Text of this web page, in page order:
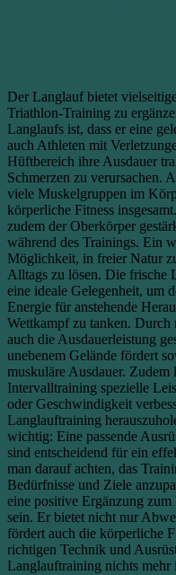
Der Langlauf bietet
Triathlon-Training zu
Langlaufs ist, dass er eine
auch Athleten mit
Hüftbereich ihre Ausdauer
Schmerzen zu verursachen.
viele Muskelgruppen im
körperliche Fitness
zudem der Oberkörper
während des Trainings. Ein
Möglichkeit, in freier Natur
Alltags zu lösen. Die frische
eine ideale Gelegenheit, um
Energie für anstehende
Wettkampf zu tanken. Durch
auch die Ausdauerleistung
unebenem Gelände fördert
muskuläre Ausdauer. Zudem
Intervalltraining spezielle
oder Geschwindigkeit
Langlauftraining
wichtig: Eine passende
sind entscheidend für ein
man darauf achten, das
Bedürfnisse und Ziele
eine positive Ergänzung
sein. Er bietet nicht nur
fördert auch die körperliche
richtigen Technik und
Langlauftraining nichts mehr